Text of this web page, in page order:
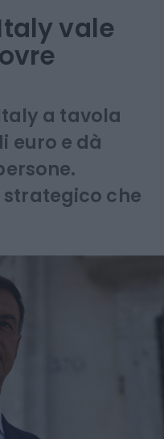
vale
a tavola
euro e dà
che